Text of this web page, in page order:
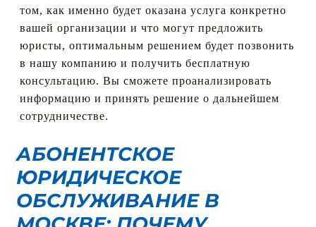
том, как именно будет оказана услуга конкретно
вашей организации и что могут предложить
юристы, оптимальным решением будет позвонить
в нашу компанию и получить бесплатную
консультацию. Вы сможете проанализировать
информацию и принять решение о дальнейшем
сотрудничестве.
АБОНЕНТСКОЕ
ЮРИДИЧЕСКОЕ
ОБСЛУЖИВАНИЕ В